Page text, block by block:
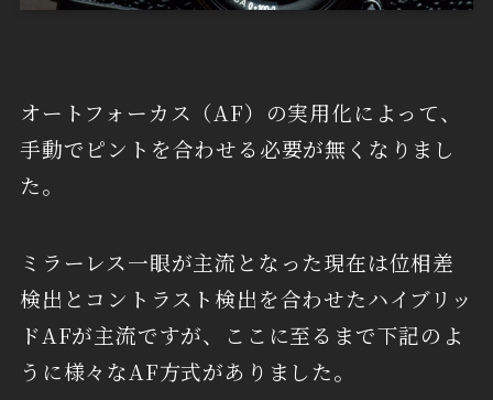
オートフォーカス（AF）の実用化によって、
手動でピントを合わせる必要が無くなりまし
た。
ミラーレス一眼が主流となった現在は位相差
検出とコントラスト検出を合わせたハイブリッ
ドAFが主流ですが、ここに至るまで下記のよ
うに様々なAF方式がありました。